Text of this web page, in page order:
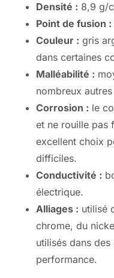
Densité : 8,9 g/
Point de fusion :
Couleur : gris
dans certaines
Malléabilité :
nombreux
Corrosion : le
et ne rouille pas
excellent choix
difficiles.
Conductivité :
électrique.
Alliages : utilisé
chrome, du
utilisés dans
performance.